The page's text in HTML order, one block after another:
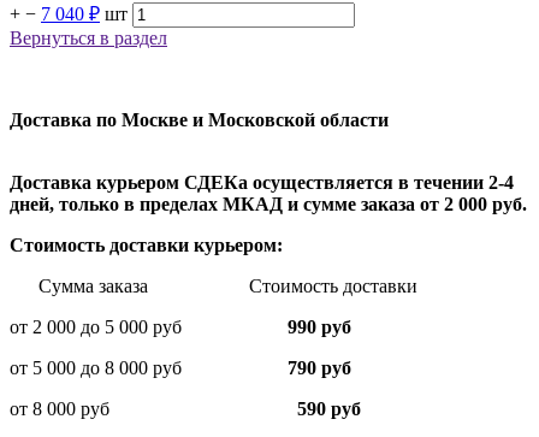
+ − 7 040 ₽ шт
Вернуться в раздел
Доставка по Москве и Московской области
Доставка курьером СДЕКа осуществляется в течении 2-4
дней, только в пределах МКАД и сумме заказа от 2 000 руб.
Стоимость доставки курьером:
Сумма заказа Стоимость доставки
от 2 000 до 5 000 руб
990 руб
от 5 000 до 8 000 руб 790 руб
от 8 000 руб 590 руб